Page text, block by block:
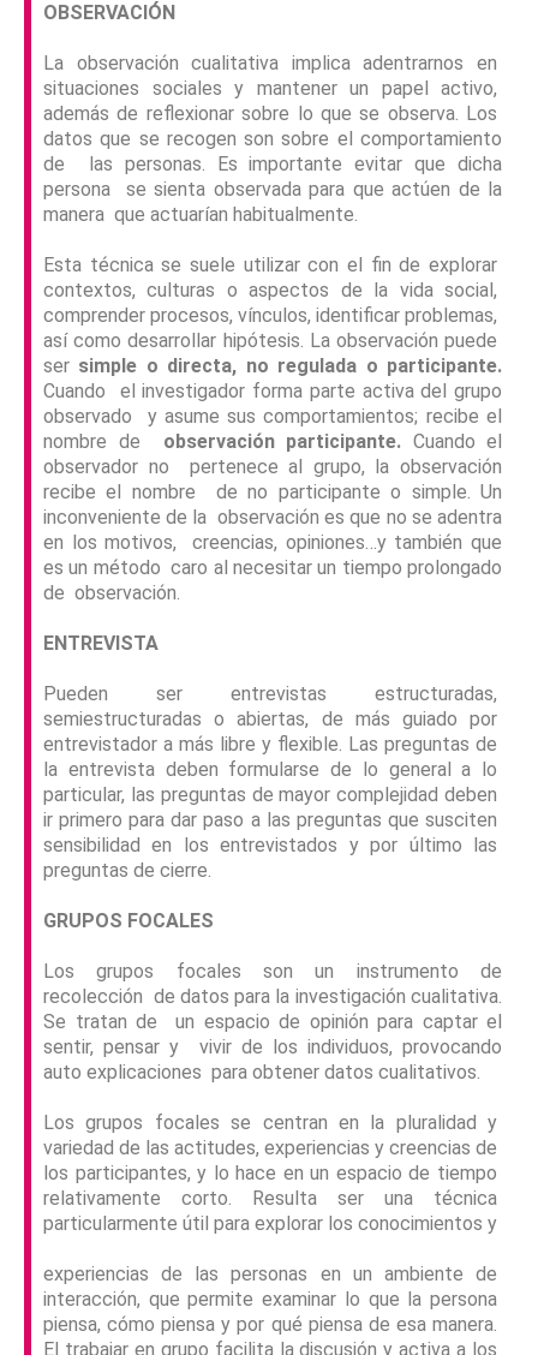
OBSERVACIÓN
La observación cualitativa implica adentrarnos en
situaciones sociales y mantener un papel activo,
además de reflexionar sobre lo que se observa. Los
datos que se recogen son sobre el comportamiento
de las personas. Es importante evitar que dicha
persona se sienta observada para que actúen de la
manera que actuarían habitualmente.
Esta técnica se suele utilizar con el fin de explorar
contextos, culturas o aspectos de la vida social,
comprender procesos, vínculos, identificar problemas,
así como desarrollar hipótesis. La observación puede
ser simple o directa, no regulada o participante.
Cuando el investigador forma parte activa del grupo
observado y asume sus comportamientos; recibe el
nombre de observación participante. Cuando el
observador no pertenece al grupo, la observación
recibe el nombre de no participante o simple. Un
inconveniente de la observación es que no se adentra
en los motivos, creencias, opiniones…y también que
es un método caro al necesitar un tiempo prolongado
de observación.
ENTREVISTA
Pueden ser entrevistas estructuradas,
semiestructuradas o abiertas, de más guiado por
entrevistador a más libre y flexible. Las preguntas de
la entrevista deben formularse de lo general a lo
particular, las preguntas de mayor complejidad deben
ir primero para dar paso a las preguntas que susciten
sensibilidad en los entrevistados y por último las
preguntas de cierre.
GRUPOS FOCALES
Los grupos focales son un instrumento de
recolección de datos para la investigación cualitativa.
Se tratan de un espacio de opinión para captar el
sentir, pensar y vivir de los individuos, provocando
auto explicaciones para obtener datos cualitativos.
Los grupos focales se centran en la pluralidad y
variedad de las actitudes, experiencias y creencias de
los participantes, y lo hace en un espacio de tiempo
relativamente corto. Resulta ser una técnica
particularmente útil para explorar los conocimientos y
experiencias de las personas en un ambiente de
interacción, que permite examinar lo que la persona
piensa, cómo piensa y por qué piensa de esa manera.
El trabajar en grupo facilita la discusión y activa a los